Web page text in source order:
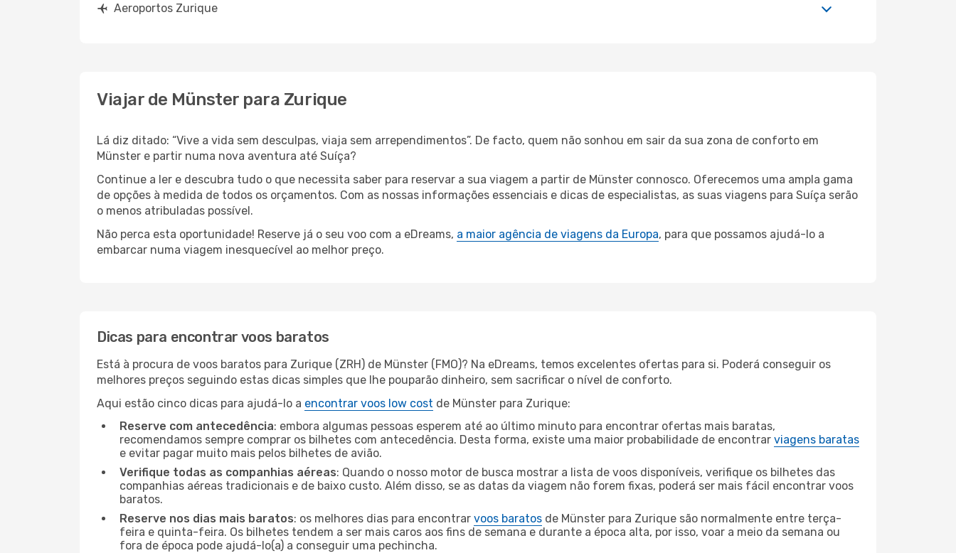
Aeroportos Zurique
Viajar de Münster para Zurique
Lá diz ditado: “Vive a vida sem desculpas, viaja sem arrependimentos”. De facto, quem não sonhou em sair da sua zona de conforto em
Münster e partir numa nova aventura até Suíça?
Continue a ler e descubra tudo o que necessita saber para reservar a sua viagem a partir de Münster connosco. Oferecemos uma ampla gama
de opções à medida de todos os orçamentos. Com as nossas informações essenciais e dicas de especialistas, as suas viagens para Suíça serão
o menos atribuladas possível.
Não perca esta oportunidade! Reserve já o seu voo com a eDreams, a maior agência de viagens da Europa, para que possamos ajudá-lo a
embarcar numa viagem inesquecível ao melhor preço.
Dicas para encontrar voos baratos
Está à procura de voos baratos para Zurique (ZRH) de Münster (FMO)? Na eDreams, temos excelentes ofertas para si. Poderá conseguir os
melhores preços seguindo estas dicas simples que lhe pouparão dinheiro, sem sacrificar o nível de conforto.
Aqui estão cinco dicas para ajudá-lo a encontrar voos low cost de Münster para Zurique:
Reserve com antecedência: embora algumas pessoas esperem até ao último minuto para encontrar ofertas mais baratas,
recomendamos sempre comprar os bilhetes com antecedência. Desta forma, existe uma maior probabilidade de encontrar viagens baratas
e evitar pagar muito mais pelos bilhetes de avião.
Verifique todas as companhias aéreas: Quando o nosso motor de busca mostrar a lista de voos disponíveis, verifique os bilhetes das
companhias aéreas tradicionais e de baixo custo. Além disso, se as datas da viagem não forem fixas, poderá ser mais fácil encontrar voos
baratos.
Reserve nos dias mais baratos: os melhores dias para encontrar voos baratos de Münster para Zurique são normalmente entre terça-
feira e quinta-feira. Os bilhetes tendem a ser mais caros aos fins de semana e durante a época alta, por isso, voar a meio da semana ou
fora de época pode ajudá-lo(a) a conseguir uma pechincha.